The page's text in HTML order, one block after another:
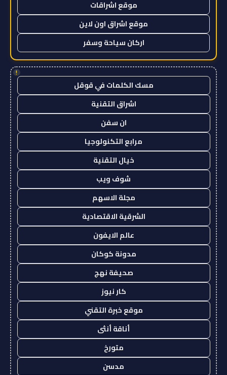
موقع اشراقات
موقع اشراق اون لاين
اركان سياحة وسفر
!
مسك الكلمات في قوقل
اشراق التقنية
ان سفن
مرابع التكنولوجيا
خيال التقنية
شوف ويب
مجلة الاسهم
الشرقية الاقتصادية
عالم الايفون
مدونة كوكان
صحيفة نهج
كار نيوز
موقع خبرة التقني
أناقة أنثى
متورخ
مدسن